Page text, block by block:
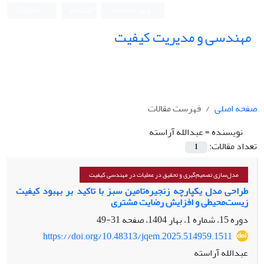
مهندسی و مدیریت کیفیت
صفحه اصلی
فهرست مقالات
نویسنده =عبدالله آراسته
تعداد مقالات:
1
مدل‌سازی تصمیم‌گیری و تحقیق در عملیات در مهندسی کیفیت
طراحی مدل یکپارچه زنجیره‌تامین سبز با تاکید بر بهبود کیفیت
زیست‌محیطی و افزایش رضایت مشتری
دوره 15، شماره 1، بهار 1404، صفحه
31-49
https://doi.org/10.48313/jqem.2025.514959.1511
عبدالله آراسته